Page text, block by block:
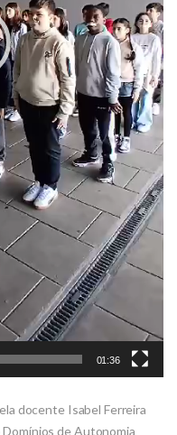
01:36
docente Isabel Ferreira
Domínios de Autonomia